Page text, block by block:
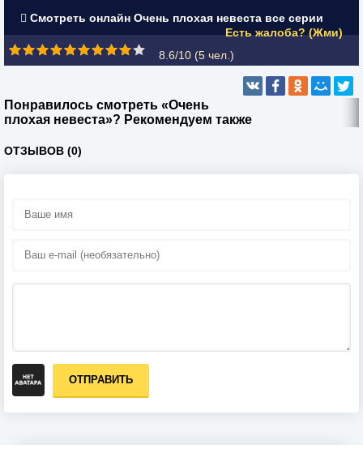
Смотреть онлайн Очень плохая невеста все серии
Есть жалоба? (Жми)
8.6/10 (5 чел.)
Понравилось смотреть «Очень
плохая невеста»? Рекомендуем также
ОТЗЫВОВ (0)
ОТПРАВИТЬ